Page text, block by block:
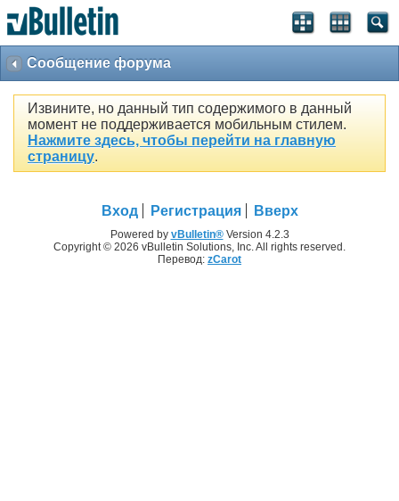
Сообщение форума
Извините, но данный тип содержимого в данный
момент не поддерживается мобильным стилем.
Нажмите здесь, чтобы перейти на главную
страницу.
Вход Регистрация Вверх
Powered by vBulletin®Version 4.2.3
Copyright © 2026 vBulletin Solutions, Inc. All rights reserved.
Перевод: zCarot